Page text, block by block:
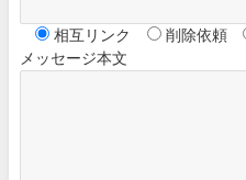
相互リンク 削除依頼
メッセージ本文